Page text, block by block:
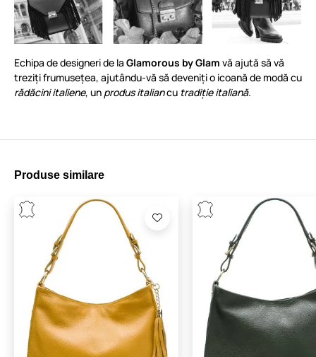
Echipa de designeri de la Glamorous by Glam vă ajută să vă
treziți frumusețea, ajutându-vă să deveniți o icoană de modă cu
rădăcini italiene, un produs italiancu tradiție italiană.
Produse similare